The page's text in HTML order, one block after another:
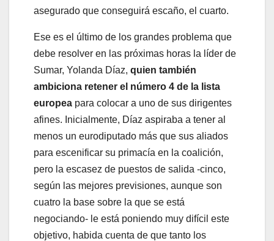
asegurado que conseguirá escaño, el cuarto.
Ese es el último de los grandes problema que
debe resolver en las próximas horas la líder de
Sumar, Yolanda Díaz, quien también
ambiciona retener el número 4 de la lista
europea para colocar a uno de sus dirigentes
afines. Inicialmente, Díaz aspiraba a tener al
menos un eurodiputado más que sus aliados
para escenificar su primacía en la coalición,
pero la escasez de puestos de salida -cinco,
según las mejores previsiones, aunque son
cuatro la base sobre la que se está
negociando- le está poniendo muy difícil este
objetivo, habida cuenta de que tanto los